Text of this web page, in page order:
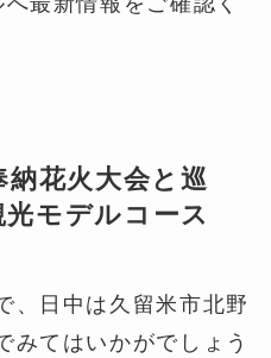
花火大会と巡
モデルコース
、日中は久留米市北野
みてはいかがでしょう